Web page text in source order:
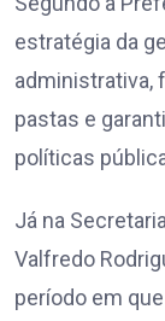
estratégia da
administrativa,
pastas e
políticas
Já na
Valfredo
período em